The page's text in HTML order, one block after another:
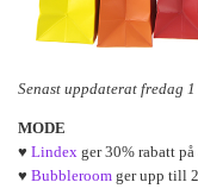
Senast uppdaterat fredag 1
MODE
♥ Lindex ger 30% rabatt
♥ Bubbleroom ger upp till